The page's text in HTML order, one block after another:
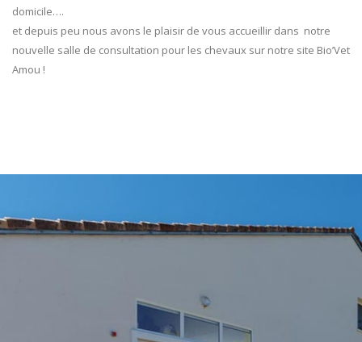
domicile….
et depuis peu nous avons le plaisir de vous accueillir dans notre
nouvelle salle de consultation pour les chevaux sur notre site Bio’Vet
Amou !